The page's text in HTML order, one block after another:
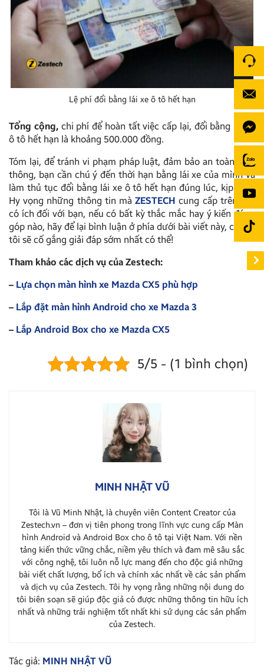
Lệ phí đổi bằng lái xe ô tô hết hạn
Tổng cộng,chi phí để hoàn tất việc cấp lại, đổi bằng lái xe
ô tô hết hạn là khoảng 500.000 đồng.
Tóm lại, để tránh vi phạm pháp luật, đảm bảo an toàn giao
thông, bạn cần chú ý đến thời hạn bằng lái xe của mình và
làm thủ tục đổi bằng lái xe ô tô hết hạn đúng lúc, kịp thời.
Hy vọng những thông tin màZESTECH cung cấp trên đây
có ích đối với bạn, nếu có bất kỳ thắc mắc hay ý kiến đóng
góp nào, hãy để lại bình luận ở phía dưới bài viết này, chúng
tôi sẽ cố gắng giải đáp sớm nhất có thể!
Tham khảo các dịch vụ của Zestech:
– Lựa chọn màn hình xe Mazda CX5 phù hợp
– Lắp đặt màn hình Android cho xe Mazda 3
– Lắp Android Box cho xe Mazda CX5
5/5 - (1 bình chọn)
MINH NHẬT VŨ
Tôi là Vũ Minh Nhật, là chuyên viên Content Creator của
Zestech.vn – đơn vị tiên phong trong lĩnh vực cung cấp Màn
hình Android và Android Box cho ô tô tại Việt Nam. Với nền
tảng kiến thức vững chắc, niềm yêu thích và đam mê sâu sắc
với công nghệ, tôi luôn nỗ lực mang đến cho độc giả những
bài viết chất lượng, bổ ích và chính xác nhất về các sản phẩm
và dịch vụ của Zestech. Tôi hy vọng rằng những nội dung do
tôi biên soạn sẽ giúp độc giả có được những thông tin hữu ích
nhất và những trải nghiệm tốt nhất khi sử dụng các sản phẩm
của Zestech.
Tác giả: MINH NHẬT VŨ